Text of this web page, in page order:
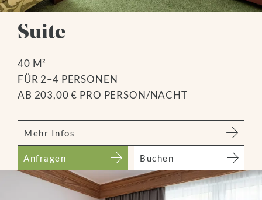
Suite
40 M²
FÜR 2–4 PERSONEN
AB 203,00 € PRO PERSON/NACHT
Mehr Infos
Anfragen Buchen